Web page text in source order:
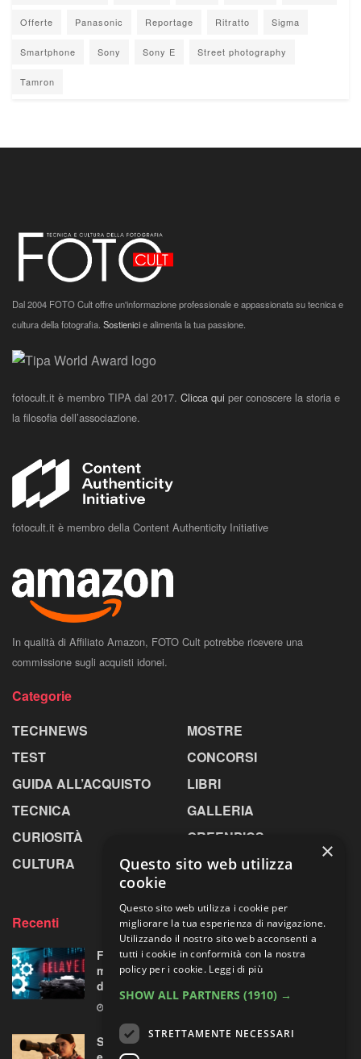
Offerte Panasonic Reportage Ritratto Sigma
Smartphone Sony Sony E Street photography
Tamron
Dal 2004 FOTO Cult offre un'informazione professionale e appassionata su tecnica e
cultura della fotografia. Sostienicie alimenta la tua passione.
fotocult.it è membro TIPA dal 2017. Clicca qui per conoscere la storia e
la filosofia dell’associazione.
fotocult.it è membro della Content Authenticity Initiative
In qualità di Affiliato Amazon, FOTO Cult potrebbe ricevere una
commissione sugli acquisti idonei.
Categorie
TECHNEWS
TEST
GUIDA ALL’ACQUISTO
TECNICA
CURIOSITÀ
CULTURA
MOSTRE
CONCORSI
LIBRI
GALLERIA
GREENPICS
LA RIVISTA
Recenti
Fujifilm X-T6: cambio di programma a Parigi,
ma all’orizzonte si intravede una “doppietta”
di ottiche XF
Sony guarda lontano senza chiedere troppo:
×
Questo sito web utilizza
cookie
Questo sito web utilizza i cookie per
migliorare la tua esperienza di navigazione.
Utilizzando il nostro sito web acconsenti a
tutti i cookie in conformità con la nostra
policy per i cookie. Leggi di più
SHOW ALL PARTNERS (1910) →
STRETTAMENTE NECESSARI